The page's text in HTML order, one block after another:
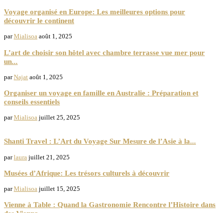
Voyage organisé en Europe: Les meilleures options pour
découvrir le continent
parMialisoa août 1, 2025
L’art de choisir son hôtel avec chambre terrasse vue mer pour
un...
parNajat août 1, 2025
Organiser un voyage en famille en Australie : Préparation et
conseils essentiels
parMialisoa juillet 25, 2025
Shanti Travel : L’Art du Voyage Sur Mesure de l’Asie à la...
parlaura juillet 21, 2025
Musées d’Afrique: Les trésors culturels à découvrir
parMialisoa juillet 15, 2025
Vienne à Table : Quand la Gastronomie Rencontre l’Histoire dans